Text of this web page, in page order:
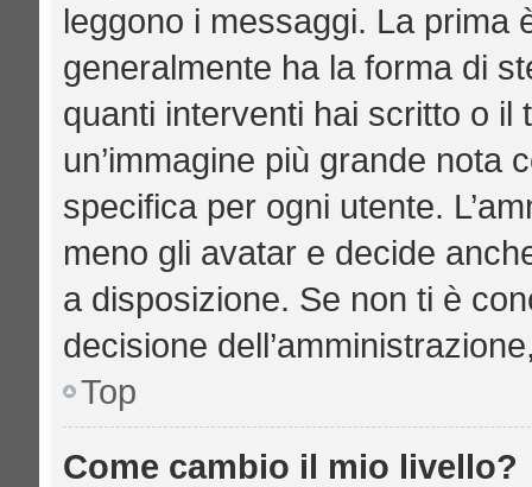
leggono i messaggi. La prima
generalmente ha la forma di
quanti interventi hai scritto o il
un’immagine più grande nota
specifica per ogni utente.
meno gli avatar e decide
a disposizione. Se non ti è
decisione
Top
Come cambio il mio livello?